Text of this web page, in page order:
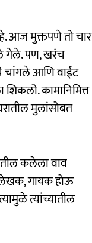
आज मुक्तपणे तो चार
गेले. पण, खरंच
चांगले आणि वाईट
कामानिमित्त
मुलांसोबत
कलेला वाव
लेखक, गायक होऊ
त्यांच्यातील